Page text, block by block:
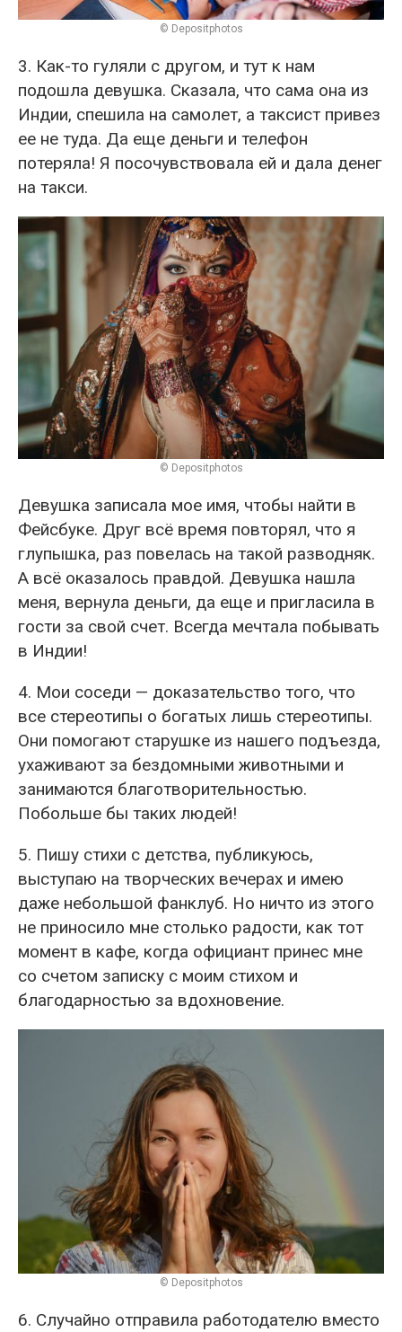
© Depositphotos
3. Как-то гуляли с другом, и тут к нам
подошла девушка. Сказала, что сама она из
Индии, спешила на самолет, а таксист привез
ее не туда. Да еще деньги и телефон
потеряла! Я посочувствовала ей и дала денег
на такси.
© Depositphotos
Девушка записала мое имя, чтобы найти в
Фейсбуке. Друг всё время повторял, что я
глупышка, раз повелась на такой разводняк.
А всё оказалось правдой. Девушка нашла
меня, вернула деньги, да еще и пригласила в
гости за свой счет. Всегда мечтала побывать
в Индии!
4. Мои соседи — доказательство того, что
все стереотипы о богатых лишь стереотипы.
Они помогают старушке из нашего подъезда,
ухаживают за бездомными животными и
занимаются благотворительностью.
Побольше бы таких людей!
5. Пишу стихи с детства, публикуюсь,
выступаю на творческих вечерах и имею
даже небольшой фанклуб. Но ничто из этого
не приносило мне столько радости, как тот
момент в кафе, когда официант принес мне
со счетом записку с моим стихом и
благодарностью за вдохновение.
© Depositphotos
6. Случайно отправила работодателю вместо